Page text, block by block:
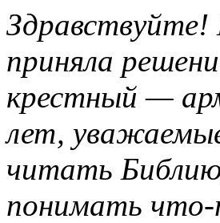
приняла
крестный —
лет,
читать
понимать